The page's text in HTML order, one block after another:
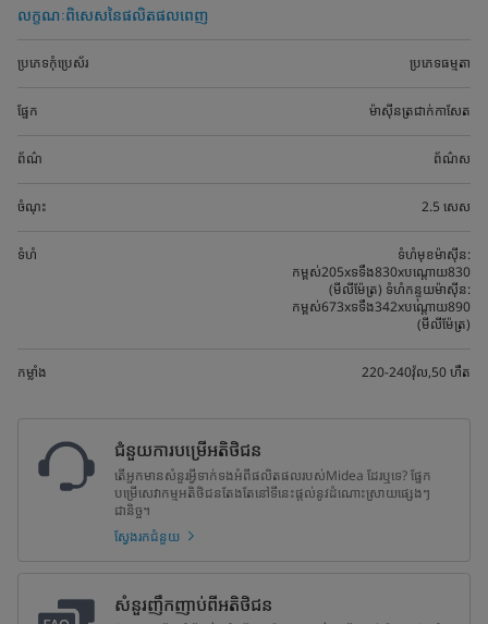
លក្ខណៈពិសេសនៃផលិតផលពេញ
ប្រភេទកុំប្រេស័រ ប្រភេទធម្មតា
ផ្នែក ម៉ាស៊ីនត្រជាក់កាសែត
ព័ណ៌ ព័ណ៌ស
ចំណុះ 2.5 សេស
ទំហំ
ទំហំមុខម៉ាស៊ីន:
កម្ពស់205xទទឹង830xបណ្តោយ830
(មីលីម៉ែត្រ) ទំហំកន្ទុយម៉ាស៊ីន:
កម្ពស់673xទទឹង342xបណ្តោយ890
(មីលីម៉ែត្រ)
កម្លាំង 220-240វ៉ុល,50 ហឺត
ជំនួយការបម្រើអតិថិជន
តើអ្នកមានសំនួរអ្វីទាក់ទងអំពីផលិតផលរបស់Midea ដែរឬទេ? ផ្នែក
បម្រើសេវាកម្មអតិថិជនតែងតែនៅទីនេះផ្តល់នូវដំណោះស្រាយផ្សេងៗ
ជានិច្ច។
ស្វែងរកជំនួយ
សំនួរញឹកញាប់ពីអតិថិជន